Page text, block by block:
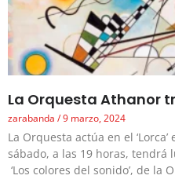
La Orquesta Athanor
zarabanda 9 marzo, 2024
La Orquesta actúa en el ‘Lorca’
sábado, a las 19 horas, tendrá
‘Los colores del sonido’, de la